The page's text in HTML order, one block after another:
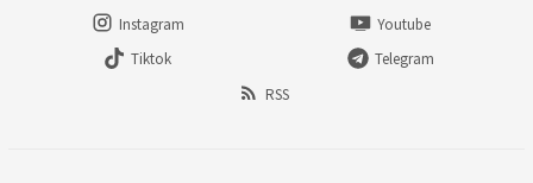
Instagram
Youtube
Tiktok
Telegram
RSS